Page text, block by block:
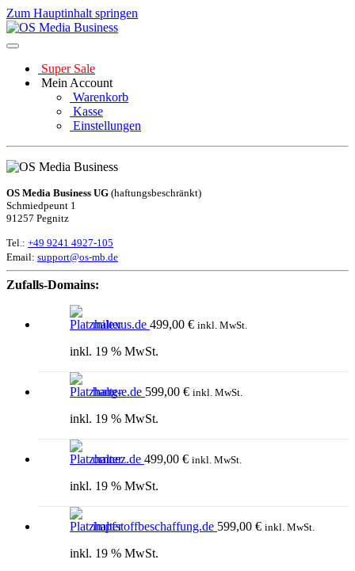
Zum Hauptinhalt springen
Super Sale
Mein Account
Warenkorb
Kasse
Einstellungen
OS Media Business UG (haftungsbeschränkt)
Schmiedpeunt 1
91257 Pegnitz
Tel.: +49 9241 4927-105
Email: support@os-mb.de
Zufalls-Domains:
milexus.de 499,00 € inkl. MwSt.
inkl. 19 % MwSt.
hang-e.de 599,00 € inkl. MwSt.
inkl. 19 % MwSt.
omnez.de 499,00 € inkl. MwSt.
inkl. 19 % MwSt.
impfstoffbeschaffung.de 599,00 € inkl. MwSt.
inkl. 19 % MwSt.